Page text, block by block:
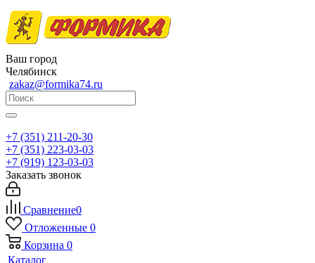
Ваш город
Челябинск
zakaz@formika74.ru
+7 (351) 211-20-30
+7 (351) 223-03-03
+7 (919) 123-03-03
Заказать звонок
Сравнение0
Отложенные 0
Корзина 0
Каталог